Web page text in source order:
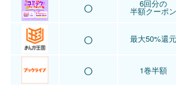
○ 6回分の
半額クーポン
○ 最大50%還元
○ 1巻半額